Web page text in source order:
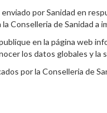
por Sanidad en
Conselleria de Sanidad
en la página web
los datos globales y
por la Conselleria de